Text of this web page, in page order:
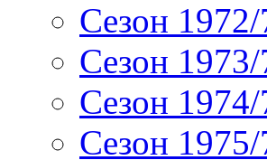
Сезон 1972/
Сезон 1973/
Сезон 1974/
Сезон 1975/